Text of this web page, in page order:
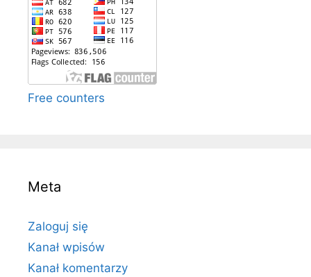
Free counters
Meta
Zaloguj się
Kanał wpisów
Kanał komentarzy